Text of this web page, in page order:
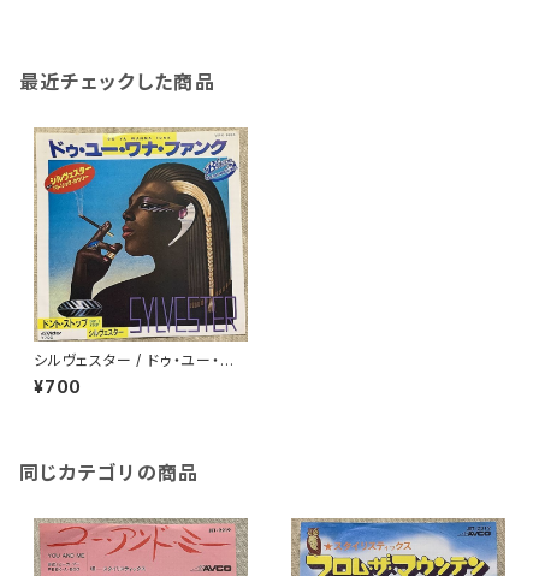
最近チェックした商品
シルヴェスター / ドゥ・ユー・ワ
ナ・ファンク
¥700
同じカテゴリの商品